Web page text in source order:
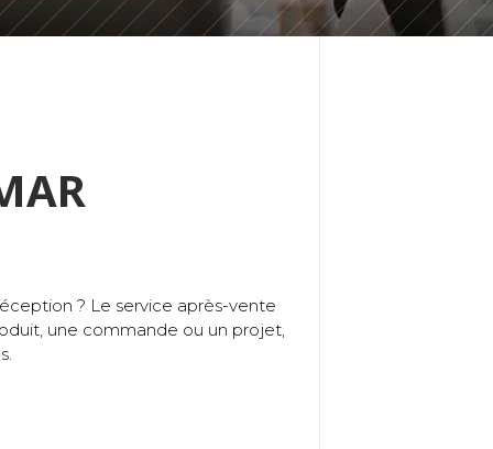
? Le service après-vente
une commande ou un projet,